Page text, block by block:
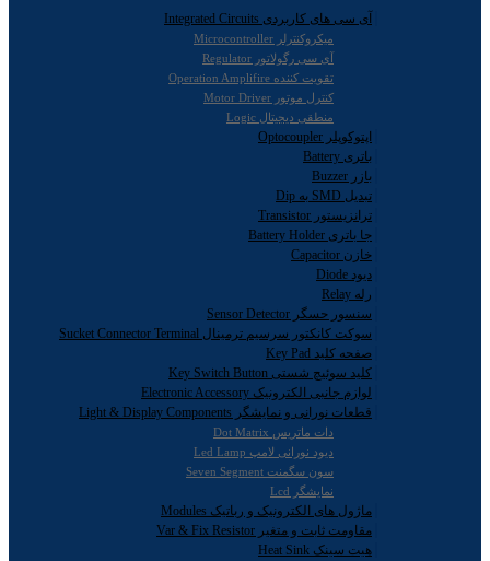
آی سی های کاربردی Integrated Circuits
میکروکنترلر Microcontroller
آی سی رگولاتور Regulator
تقویت کننده Operation Amplifire
کنترل موتور Motor Driver
منطقی دیجیتال Logic
اپتوکوپلر Optocoupler
باتری Battery
بازر Buzzer
تبدیل SMD به Dip
ترانزیستور Transistor
جا باتری Battery Holder
خازن Capacitor
دیود Diode
رله Relay
سنسور حسگر Sensor Detector
سوکت کانکتور سرسیم ترمینال Sucket Connector Terminal
صفحه کلید Key Pad
کلید سوئیچ شستی Key Switch Button
لوازم جانبی الکترونیک Electronic Accessory
قطعات نورانی و نمایشگر Light & Display Components
دات ماتریس Dot Matrix
دیود نورانی لامپ Led Lamp
سون سگمنت Seven Segment
نمایشگر Lcd
ماژول های الکترونیک و رباتیک Modules
مقاومت ثابت و متغیر Var & Fix Resistor
هیت سینک Heat Sink